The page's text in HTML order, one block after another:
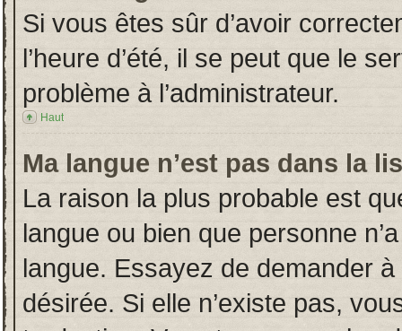
Si vous êtes sûr d’avoir
l’heure d’été, il se peut que le
problème à l’administrateur.
Haut
Ma langue n’est pas dans la
La raison la plus probable est
langue ou bien que personne
langue. Essayez de demander à
désirée. Si elle n’existe pas,